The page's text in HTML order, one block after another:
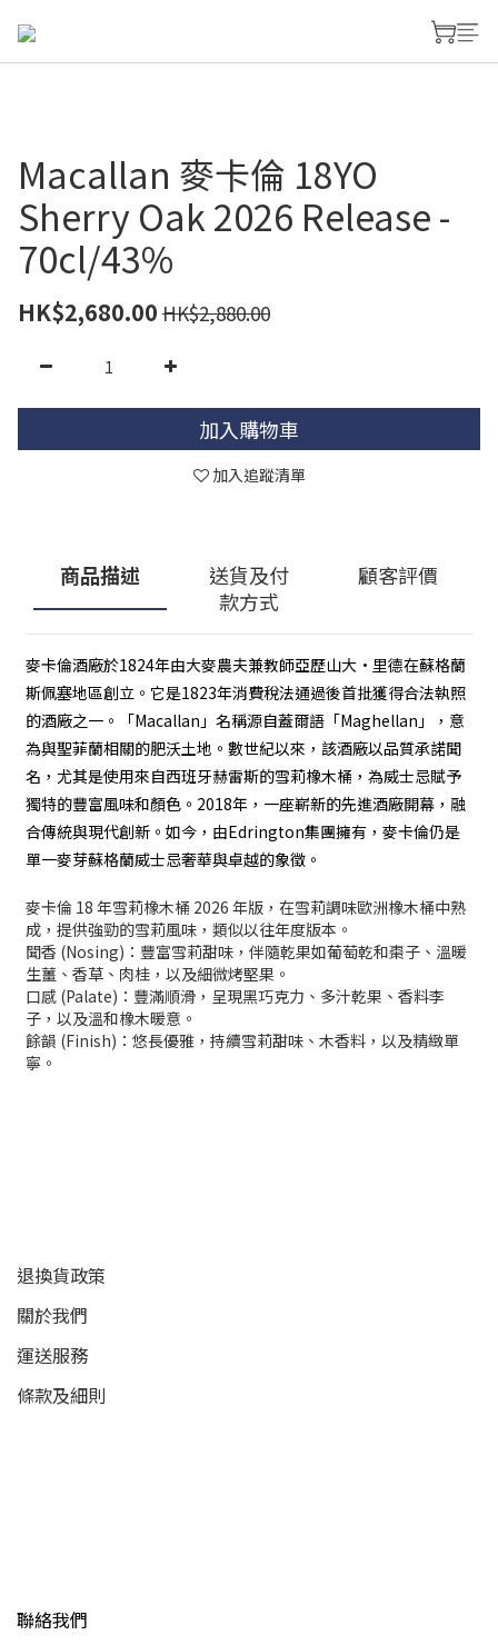
Macallan 麥卡倫 18YO
Sherry Oak 2026 Release -
70cl/43%
HK$2,680.00 HK$2,880.00
加入購物車
加入追蹤清單
商品描述
送貨及付
款方式
顧客評價
麥卡倫酒廠於1824年由大麥農夫兼教師亞歷山大·里德在蘇格蘭
斯佩塞地區創立。它是1823年消費稅法通過後首批獲得合法執照
的酒廠之一。「Macallan」名稱源自蓋爾語「Maghellan」，意
為與聖菲蘭相關的肥沃土地。數世紀以來，該酒廠以品質承諾聞
名，尤其是使用來自西班牙赫雷斯的雪莉橡木桶，為威士忌賦予
獨特的豐富風味和顏色。2018年，一座嶄新的先進酒廠開幕，融
合傳統與現代創新。如今，由Edrington集團擁有，麥卡倫仍是
單一麥芽蘇格蘭威士忌奢華與卓越的象徵。
麥卡倫 18 年雪莉橡木桶 2026 年版，在雪莉調味歐洲橡木桶中熟
成，提供強勁的雪莉風味，類似以往年度版本。
聞香 (Nosing)：豐富雪莉甜味，伴隨乾果如葡萄乾和棗子、溫暖
生薑、香草、肉桂，以及細微烤堅果。
口感 (Palate)：豐滿順滑，呈現黑巧克力、多汁乾果、香料李
子，以及溫和橡木暖意。
餘韻 (Finish)：悠長優雅，持續雪莉甜味、木香料，以及精緻單
寧。
退換貨政策
關於我們
運送服務
條款及細則
聯絡我們